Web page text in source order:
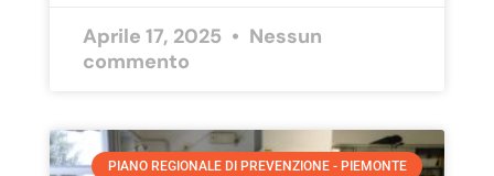
Aprile 17, 2025
Nessun
commento
PIANO REGIONALE DI PREVENZIONE - PIEMONTE